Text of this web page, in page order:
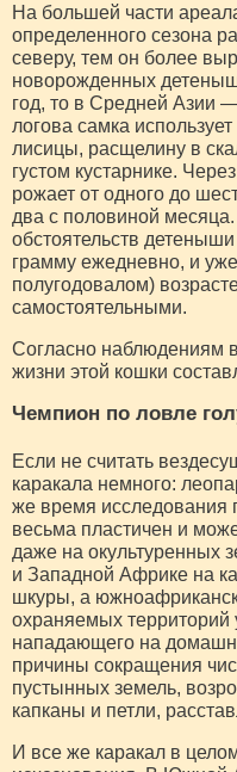
На большей части
определенного сезона
северу, тем он более
новорожденных
год, то в Средней Азии
логова самка
лисицы, расщелину в
густом кустарнике.
рожает от одного до
два с половиной
обстоятельств
грамму ежедневно, и
полугодовалом)
самостоятельными.
Согласно наблюдениям
жизни этой кошки
Чемпион по ловле
Если не считать
каракала немного:
же время исследования
весьма пластичен и
даже на окультуренных
и Западной Африке на
шкуры, а
охраняемых территорий
нападающего на
причины сокращения
пустынных земель,
капканы и петли,
И все же каракал в